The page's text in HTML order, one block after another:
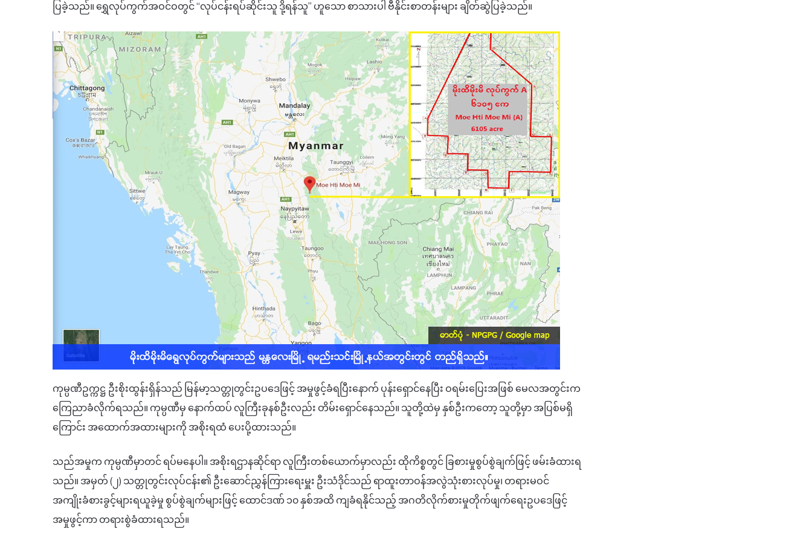
ပြခဲ့သည်။ ရွှေလုပ်ကွက်အဝင်ဝတွင် “လုပ်ငန်းရပ်ဆိုင်းသူ ဒို့ရန်သူ” ဟူသော စာသားပါ ဗီနိုင်းစာတန်းများ ချိတ်ဆွဲပြခဲ့သည်။
ကုမ္ပဏီဥက္ကဋ္ဌ ဦးစိုးထွန်းရှိန်သည် မြန်မာ့သတ္တုတွင်းဥပဒေဖြင့် အမှုဖွင့်ခံရပြီးနောက် ပုန်းရှောင်နေပြီး ဝရမ်းပြေးအဖြစ် မေလအတွင်းက
ကြေညာခံလိုက်ရသည်။ ကုမ္ပဏီမှ နောက်ထပ် လူကြီးခုနစ်ဦးလည်း တိမ်းရှောင်နေသည်။ သူတို့ထဲမှ နှစ်ဦးကတော့ သူတို့မှာ အပြစ်မရှိ
ကြောင်း အထောက်အထားများကို အစိုးရထံ ပေးပို့ထားသည်။
သည်အမှုက ကုမ္ပဏီမှာတင် ရပ်မနေပါ။ အစိုးရဌာနဆိုင်ရာ လူကြီးတစ်ယောက်မှာလည်း ထိုကိစ္စတွင် ခြစားမှုစွပ်စွဲချက်ဖြင့် ဖမ်းခံထားရ
သည်။ အမှတ် (၂) သတ္တုတွင်းလုပ်ငန်း၏ ဦးဆောင်ညွှန်ကြားရေးမှူး ဦးသံဒိုင်သည် ရာထူးတာဝန်အလွဲသုံးစားလုပ်မှု၊ တရားမဝင်
အကျိုးခံစားခွင့်များရယူခဲ့မှု စွပ်စွဲချက်များဖြင့် ထောင်ဒဏ် ၁၀ နှစ်အထိ ကျခံရနိုင်သည့် အဂတိလိုက်စားမှုတိုက်ဖျက်ရေးဥပဒေဖြင့်
အမှုဖွင့်ကာ တရားစွဲခံထားရသည်။